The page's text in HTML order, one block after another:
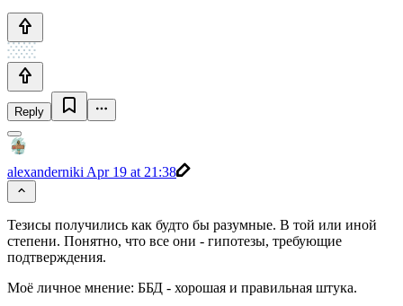
Reply
alexanderniki Apr 19 at 21:38
Тезисы получились как будто бы разумные. В той или иной
степени. Понятно, что все они - гипотезы, требующие
подтверждения.
Моё личное мнение: ББД - хорошая и правильная штука.